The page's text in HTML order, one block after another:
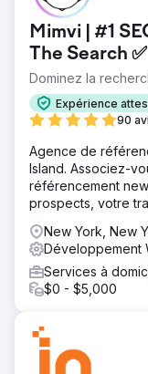
Mimvi | #1
The Search ✅
Dominez la
Expérience
90
Agence de
Island. Associez-
référencement
prospects, votre
New York, New
Développement
Services à
$0 - $5,000